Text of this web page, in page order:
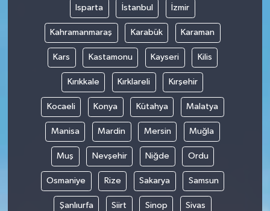
Isparta İstanbul İzmir
Kahramanmaraş Karabük Karaman
Kars Kastamonu Kayseri Kilis
Kırıkkale Kırklareli Kırşehir
Kocaeli Konya Kütahya Malatya
Manisa Mardin Mersin Muğla
Muş Nevşehir Niğde Ordu
Osmaniye Rize Sakarya Samsun
Şanlıurfa Siirt Sinop Sivas